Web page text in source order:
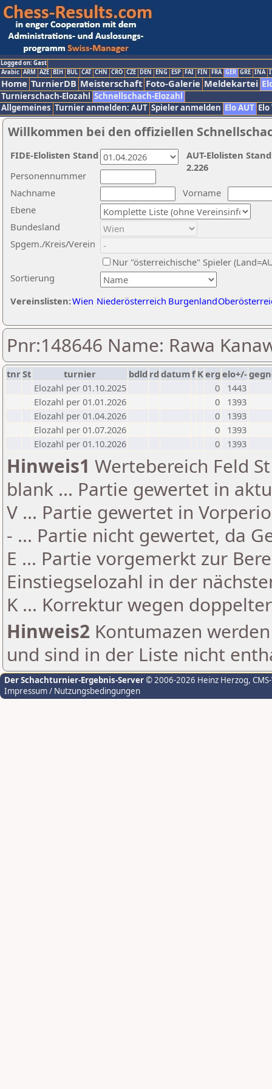
Logged on: Gast
Arabic ARM AZE BIH BUL CAT CHN CRO CZE DEN ENG ESP FAI FIN FRA GER GRE INA
Home TurnierDB Meisterschaft Foto-Galerie Meldekartei
Turnierschach-Elozahl Schnellschach-Elozahl
Allgemeines Turnier anmelden: AUT Spieler anmelden Elo AUT
Willkommen bei den offiziellen
Nachname
Vorname
Ebene
Sortierung
Personennummer
Bundesland
Spgem./Kreis/Verein
Nur "österreichische" Spieler
Vereinslisten:Wien Niederösterreich Burgenland
AUT-Elolisten
2.226
FIDE-Elolisten Stand
Pnr:148646 Name: Rawa
tnrSt turnier bdld rd datumf Kerg elo+/-
Elozahl per 01.10.2025
0
1443
Elozahl per 01.01.2026
0
1393
Elozahl per 01.04.2026
0
1393
Elozahl per 01.07.2026
0
1393
Elozahl per 01.10.2026
0 1393
Hinweis1 Wertebereich Feld
blank ... Partie gewertet in
V ... Partie gewertet in
- ... Partie nicht gewertet, da
E ... Partie vorgemerkt zur
Einstiegselozahl in der
K ... Korrektur wegen
Hinweis2 Kontumazen
und sind in der Liste nicht
Der Schachturnier-Ergebnis-Server© 2006-2026 Heinz Herzog,
Impressum / Nutzungsbedingungen